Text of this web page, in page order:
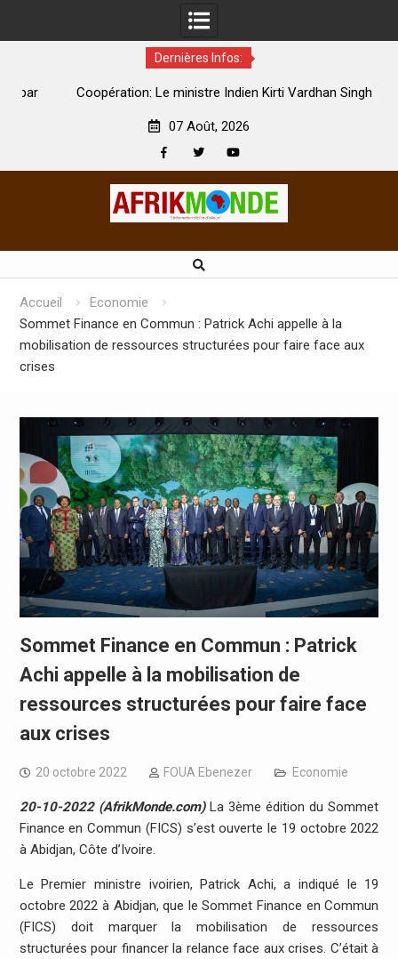
Dernières Infos:
Coopération: Le ministre Indien Kirti Vardhan Singh à
07 Août, 2026
Accueil
Economie
Sommet Finance en Commun : Patrick Achi appelle à la
mobilisation de ressources structurées pour faire face aux
crises
Sommet Finance en Commun : Patrick
Achi appelle à la mobilisation de
ressources structurées pour faire face
aux crises
20 octobre 2022 FOUA Ebenezer Economie
20-10-2022 (AfrikMonde.com)La 3ème édition du Sommet
Finance en Commun (FICS) s’est ouverte le 19 octobre 2022
à Abidjan, Côte d’Ivoire.
Le Premier ministre ivoirien, Patrick Achi, a indiqué le 19
octobre 2022 à Abidjan, que le Sommet Finance en Commun
(FICS) doit marquer la mobilisation de ressources
structurées pour financer la relance face aux crises. C’était à